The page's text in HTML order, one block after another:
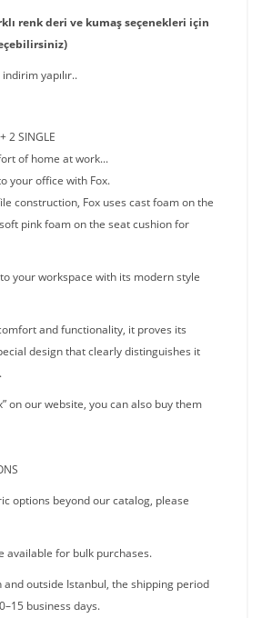
renk deri ve kumaş seçenekleri için
yapılır..
2 SINGLE
of home at work...
your office with Fox.
construction, Fox uses cast foam on the
pink foam on the seat cushion for
your workspace with its modern style
and functionality, it proves its
design that clearly distinguishes it
on our website, you can also buy them
options beyond our catalog, please
available for bulk purchases.
and outside Istanbul, the shipping period
business days.